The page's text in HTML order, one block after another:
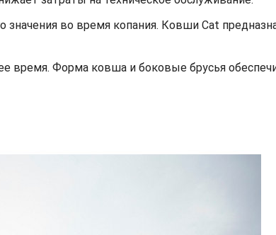
значения во время копания. Ковши Cat
время. Форма ковша и боковые брусья